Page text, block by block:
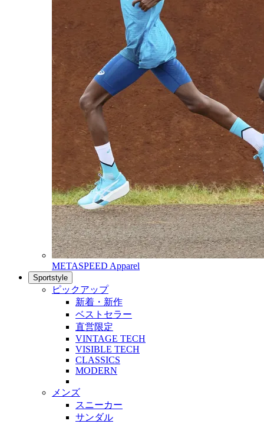
METASPEED Apparel
Sportstyle
ピックアップ
新着・新作
ベストセラー
直営限定
VINTAGE TECH
VISIBLE TECH
CLASSICS
MODERN
メンズ
スニーカー
サンダル